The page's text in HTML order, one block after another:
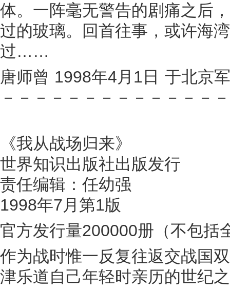
体。一阵毫无警告的剧痛之后
过的玻璃。回首往事，或许海
过……
唐师曾 1998年4月1日 于北京
－－－－－－－－－－－－－
《我从战场归来》
世界知识出版社出版发行
责任编辑：任幼强
1998年7月第1版
官方发行量200000册（不包括
作为战时惟一反复往返交战国
津乐道自己年轻时亲历的世纪